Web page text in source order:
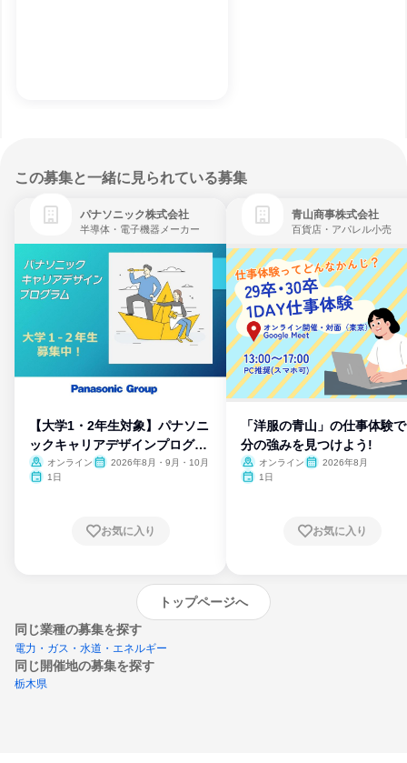
この募集と一緒に見られている募集
パナソニック株式会社
半導体・電子機器メーカー
【大学1・2年生対象】パナソニ
ックキャリアデザインプログラ
ム
オンライン
2026年8月・9月・10月
1日
お気に入り
青山商事株式会社
百貨店・アパレル小売
「洋服の青山」の仕事体験
分の強みを見つけよう!
オンライン
2026年8月
1日
お気に入り
トップページへ
同じ業種の募集を探す
電力・ガス・水道・エネルギー
同じ開催地の募集を探す
栃木県